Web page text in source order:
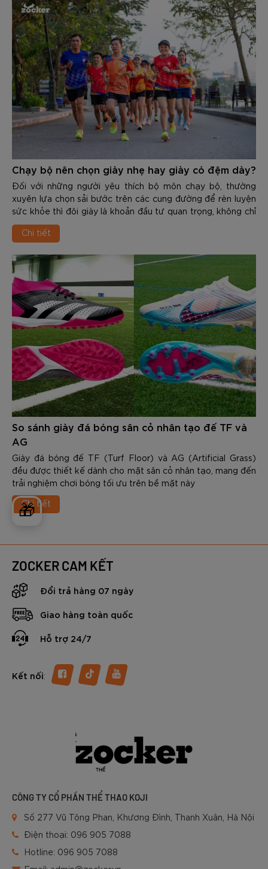
🎁
nhân gây ra các chấn thương nghiêm trọng như: Viêm cân
gan chân, đau cẳng chân, viêm khớp…
Chạy bộ nên chọn giày nhẹ hay giày có đệm dày?
Đối với những người yêu thích bộ môn chạy bộ, thường
xuyên lựa chọn sải bước trên các cung đường để rèn luyện
sức khỏe thì đôi giày là khoản đầu tư quan trọng, không chỉ
giúp cải thiện thành tích mà còn phòng tránh những chấn
thương dai dẳng. Đứng trước kệ giày của các thương hiệu,
để chọn được sản phẩm phù hợp.
Chi tiết
So sánh giày đá bóng sân cỏ nhân tạo đế TF và
AG
Giày đá bóng đế TF (Turf Floor) và AG (Artificial Grass)
đều được thiết kế dành cho mặt sân cỏ nhân tạo, mang đến
trải nghiệm chơi bóng tối ưu trên bề mặt này
Chi tiết
ZOCKER CAM KẾT
Đổi trả hàng 07 ngày
Giao hàng toàn quốc
Hỗ trợ 24/7
Kết nối:
CÔNG TY CỔ PHẦN THỂ THAO KOJI
Số 277 Vũ Tông Phan, Khương Đình, Thanh Xuân, Hà Nội
Điện thoại: 096 905 7088
Hotline: 096 905 7088